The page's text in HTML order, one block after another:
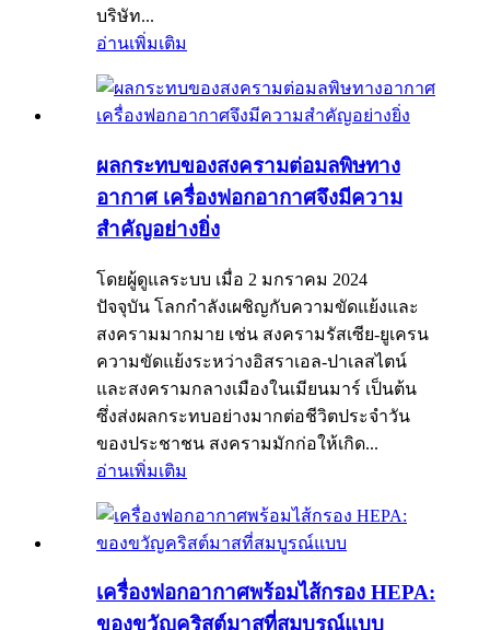
บริษัท...
อ่านเพิ่มเติม
ผลกระทบของสงครามต่อมลพิษทาง
อากาศ เครื่องฟอกอากาศจึงมีความ
สำคัญอย่างยิ่ง
โดยผู้ดูแลระบบ เมื่อ 2 มกราคม 2024
ปัจจุบัน โลกกำลังเผชิญกับความขัดแย้งและ
สงครามมากมาย เช่น สงครามรัสเซีย-ยูเครน
ความขัดแย้งระหว่างอิสราเอล-ปาเลสไตน์
และสงครามกลางเมืองในเมียนมาร์ เป็นต้น
ซึ่งส่งผลกระทบอย่างมากต่อชีวิตประจำวัน
ของประชาชน สงครามมักก่อให้เกิด...
อ่านเพิ่มเติม
เครื่องฟอกอากาศพร้อมไส้กรอง HEPA:
ของขวัญคริสต์มาสที่สมบูรณ์แบบ